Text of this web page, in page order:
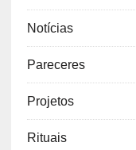
Notícias
Pareceres
Projetos
Rituais